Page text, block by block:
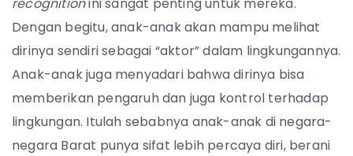
recognitionini sangat penting untuk mereka.
Dengan begitu, anak-anak akan mampu melihat
dirinya sendiri sebagai “aktor” dalam lingkungannya.
Anak-anak juga menyadari bahwa dirinya bisa
memberikan pengaruh dan juga kontrol terhadap
lingkungan. Itulah sebabnya anak-anak di negara-
negara Barat punya sifat lebih percaya diri, berani